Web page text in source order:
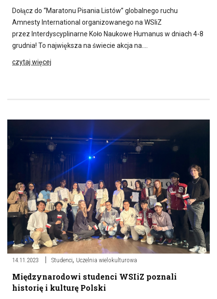
Dołącz do “Maratonu Pisania Listów” globalnego ruchu
Amnesty International organizowanego na WSIiZ
przez Interdyscyplinarne Koło Naukowe Humanus w dniach 4-8
grudnia! To największa na świecie akcja na….
czytaj więcej
14.11.2023 Studenci, Uczelnia wielokulturowa
Międzynarodowi studenci WSIiZ poznali
historię i kulturę Polski